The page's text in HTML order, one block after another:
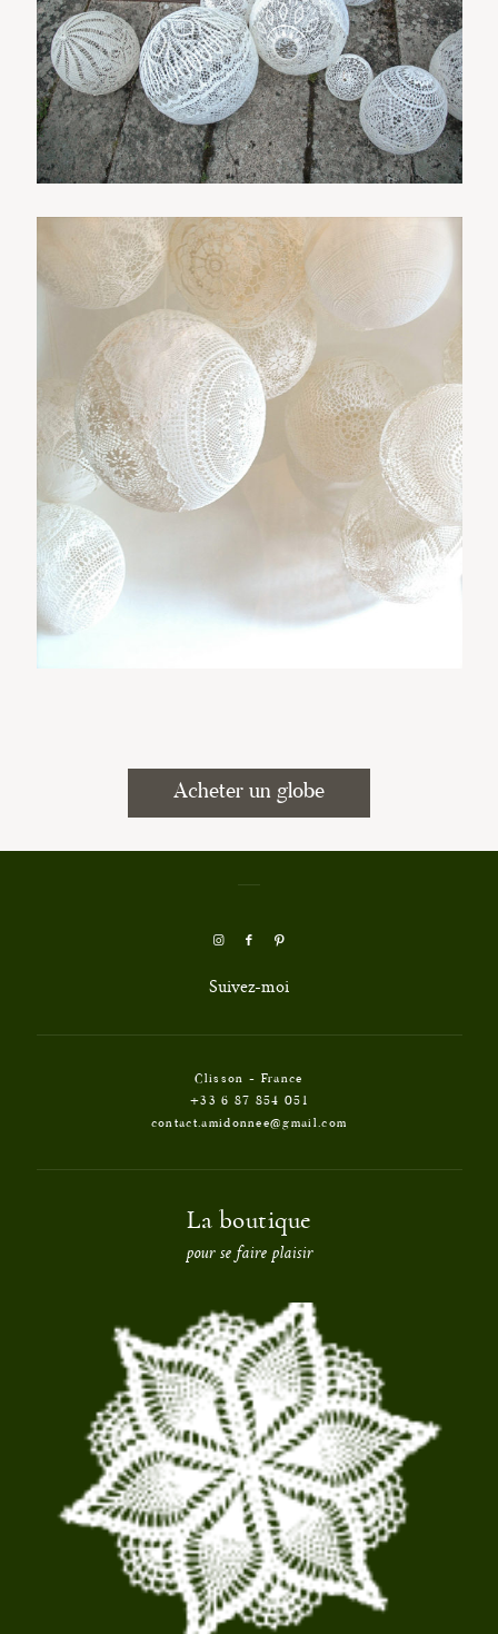
Acheter un globe
Suivez-moi
Clisson - France
+33 6 87 854 051
contact.amidonnee@gmail.com
La boutique
pour se faire plaisir